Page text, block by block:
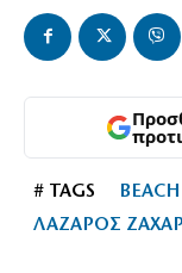
# TAGS
ΛΑΖΑΡΟΣ